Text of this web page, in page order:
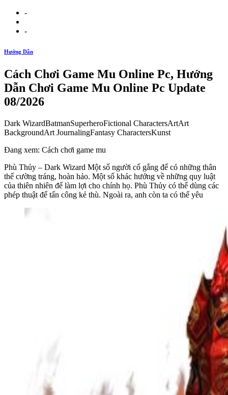
-
-
Hướng Dẫn
Cách Chơi Game Mu Online Pc, Hướng
Dẫn Chơi Game Mu Online Pc Update
08/2026
Dark WizardBatmanSuperheroFictional CharactersArtArt
BackgroundArt JournalingFantasy CharactersKunst
Đang xem: Cách chơi game mu
Phù Thủy – Dark Wizard Một số người cố gắng để có những thân
thể cường tráng, hoàn hảo. Một số khác hướng về những quy luật
của thiên nhiên để làm lợi cho chính họ. Phù Thủy có thể dùng các
phép thuật để tấn công kẻ thù. Ngoài ra, anh còn ta có thể yêu